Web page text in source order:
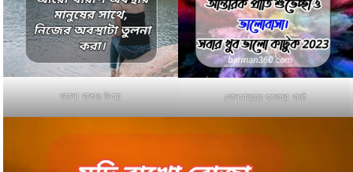
ভালো থাকার উপায় দোলযাত্রার শুভেচ্ছা বার্তা